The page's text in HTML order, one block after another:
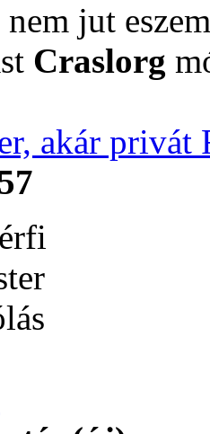
jut
Craslorg
akár privát